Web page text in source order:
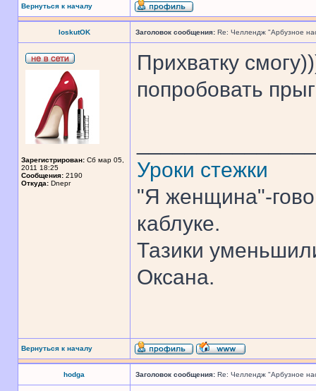
Вернуться к началу
loskutOK Заголовок сообщения: Re: Челлендж "Арбузное
Зарегистрирован: Сб мар 05,
2011 18:25
Сообщения: 2190
Откуда: Dnepr
Прихватку
попробовать
Уроки стежки
"Я женщина"-
каблуке.
Тазики
Оксана.
Вернуться к началу
hodga Заголовок сообщения: Re: Челлендж "Арбузное